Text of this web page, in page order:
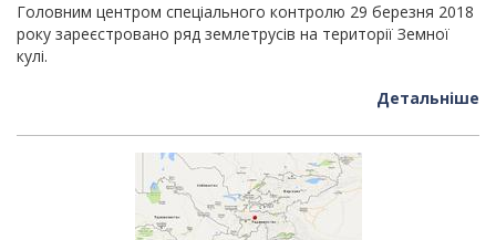
Головним центром спеціального контролю 29 березня 2018
року зареєстровано ряд землетрусів на території Земної
кулі.
Детальніше